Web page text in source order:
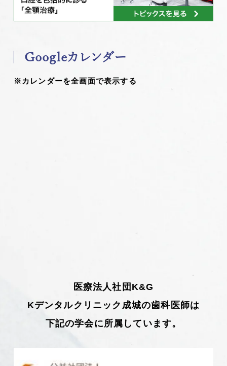
Googleカレンダー
※カレンダーを全画面で表示する
医療法人社団K&G
Kデンタルクリニック成城の歯科医師は
下記の学会に所属しています。